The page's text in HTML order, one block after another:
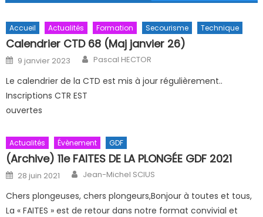
Accueil Actualités Formation Secourisme Technique
Calendrier CTD 68 (Maj janvier 26)
Posted on
9 janvier 2023 Author
Pascal HECTOR
Le calendrier de la CTD est mis à jour régulièrement..
Inscriptions CTR EST
ouvertes
Actualités Évènement GDF
(Archive) 11e FAITES DE LA PLONGÉE GDF 2021
Posted on
28 juin 2021 Author
Jean-Michel SCIUS
Chers plongeuses, chers plongeurs,Bonjour à toutes et tous,
La « FAITES » est de retour dans notre format convivial et